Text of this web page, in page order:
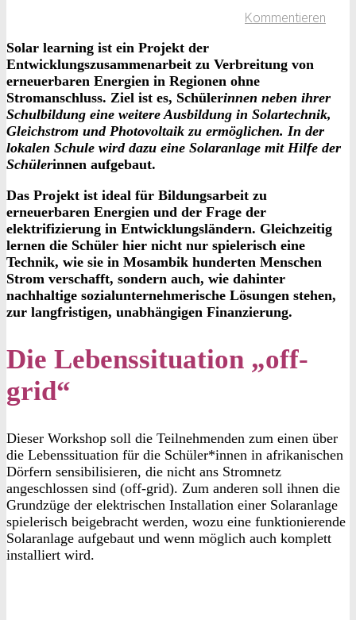
Kommentieren
Solar learning ist ein Projekt der
Entwicklungszusammenarbeit zu Verbreitung von
erneuerbaren Energien in Regionen ohne
Stromanschluss. Ziel ist es, Schülerinnen neben ihrer
Schulbildung eine weitere Ausbildung in Solartechnik,
Gleichstrom und Photovoltaik zu ermöglichen. In der
lokalen Schule wird dazu eine Solaranlage mit Hilfe der
Schülerinnen aufgebaut.
Das Projekt ist ideal für Bildungsarbeit zu
erneuerbaren Energien und der Frage der
elektrifizierung in Entwicklungsländern. Gleichzeitig
lernen die Schüler hier nicht nur spielerisch eine
Technik, wie sie in Mosambik hunderten Menschen
Strom verschafft, sondern auch, wie dahinter
nachhaltige sozialunternehmerische Lösungen stehen,
zur langfristigen, unabhängigen Finanzierung.
Die Lebenssituation „off-
grid“
Dieser Workshop soll die Teilnehmenden zum einen über
die Lebenssituation für die Schüler*innen in afrikanischen
Dörfern sensibilisieren, die nicht ans Stromnetz
angeschlossen sind (off-grid). Zum anderen soll ihnen die
Grundzüge der elektrischen Installation einer Solaranlage
spielerisch beigebracht werden, wozu eine funktionierende
Solaranlage aufgebaut und wenn möglich auch komplett
installiert wird.